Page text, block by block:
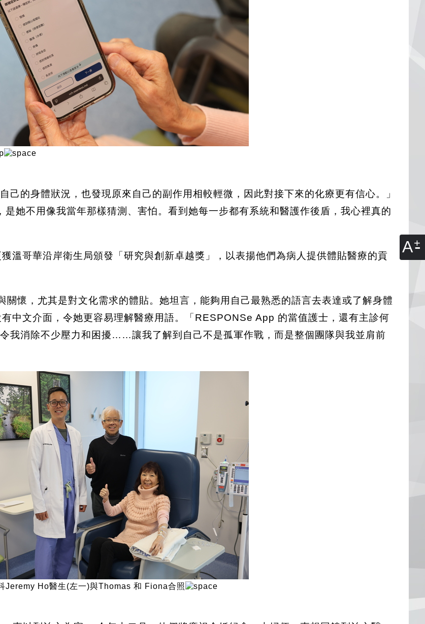
A
己的身體狀況，也發現原來自己的副作用相較輕微，因此對接下來的化療更有信心。」
她不用像我當年那樣猜測、害怕。看到她每一步都有系統和醫護作後盾，我心裡真的
溫哥華沿岸衛生局頒發「研究與創新卓越獎」，以表揚他們為病人提供體貼醫療的貢
懷，尤其是對文化需求的體貼。她坦言，能夠用自己最熟悉的語言去表達或了解身體
中文介面，令她更容易理解醫療用語。「RESPONSe App 的當值護士，還有主診何
我消除不少壓力和困擾……讓我了解到自己不是孤軍作戰，而是整個團隊與我並肩前
Jeremy Ho醫生(左一)與Thomas 和 Fiona合照